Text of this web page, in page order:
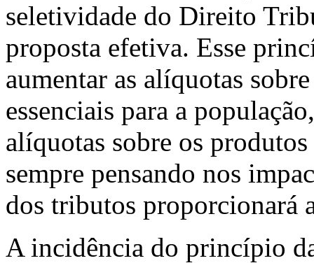
seletividade do Direito
proposta efetiva. Esse
aumentar as alíquotas
essenciais para a
alíquotas sobre os
sempre pensando nos
dos tributos proporcionará
A incidência do princípio